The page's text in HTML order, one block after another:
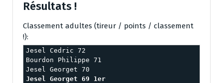
Résultats !
Classement adultes (tireur / points / classement
!):
Jesel Cedric 72
Bourdon Philippe 71
Jesel Georget 69 1er